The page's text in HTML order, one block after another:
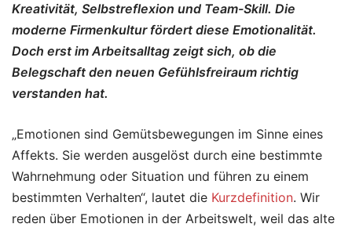
Kreativität, Selbstreflexion und Team-Skill. Die
moderne Firmenkultur fördert diese Emotionalität.
Doch erst im Arbeitsalltag zeigt sich, ob die
Belegschaft den neuen Gefühlsfreiraum richtig
verstanden hat.
„Emotionen sind Gemütsbewegungen im Sinne eines
Affekts. Sie werden ausgelöst durch eine bestimmte
Wahrnehmung oder Situation und führen zu einem
bestimmten Verhalten“, lautet die Kurzdefinition. Wir
reden über Emotionen in der Arbeitswelt, weil das alte